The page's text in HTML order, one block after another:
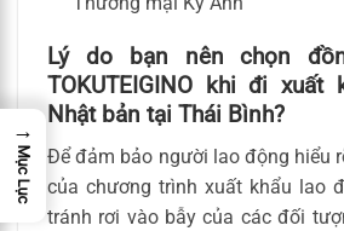
Lý do bạn nên chọn
TOKUTEIGINO khi đi xuất
Nhật bản tại Thái Bình?
Để đảm bảo người lao động hiểu
của chương trình xuất khẩu lao
tránh rơi vào bẫy của các đối
→
Mục Lục